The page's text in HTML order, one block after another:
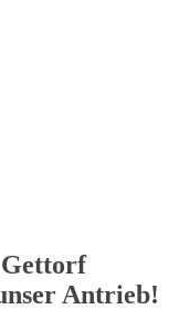
Antrieb!